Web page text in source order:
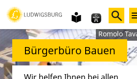
leichte
Sprache
Romolo
Bürgerbüro Bauen
Wir helfen Ihnen bei allen